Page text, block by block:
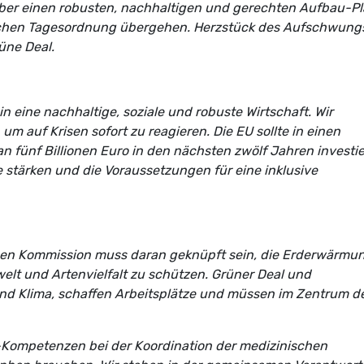
einen robusten, nachhaltigen und gerechten Aufbau-
Tagesordnung übergehen. Herzstück des
Deal.
eine nachhaltige, soziale und robuste Wirtschaft. Wir
auf Krisen sofort zu reagieren. Die EU sollte in einen
fünf Billionen Euro in den nächsten zwölf Jahren
und die Voraussetzungen für eine inklusive
Kommission muss daran geknüpft sein, die
und Artenvielfalt zu schützen. Grüner Deal und
Klima, schaffen Arbeitsplätze und müssen im Zentrum
bei der Koordination der medizinischen